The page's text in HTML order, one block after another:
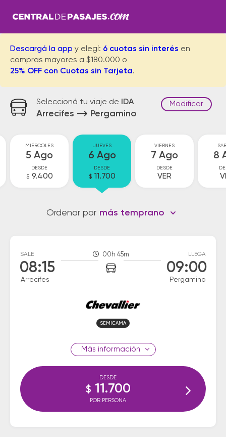
Descargá la app y elegí: 6 cuotas sin interés en
compras mayores a $180.000 o
25% OFF con Cuotas sin Tarjeta.
Seleccioná tu viaje de IDA
Arrecifes Pergamino
Modificar
MIÉRCOLES
5 Ago
DESDE
$ 9.400
JUEVES
6 Ago
DESDE
$ 11.700
VIERNES
7 Ago
DESDE
VER
8
Ordenar por más temprano
SALE
08:15
Arrecifes
00h 45m LLEGA
09:00
Pergamino
SEMICAMA
información
DESDE
$ 11.700
POR PERSONA